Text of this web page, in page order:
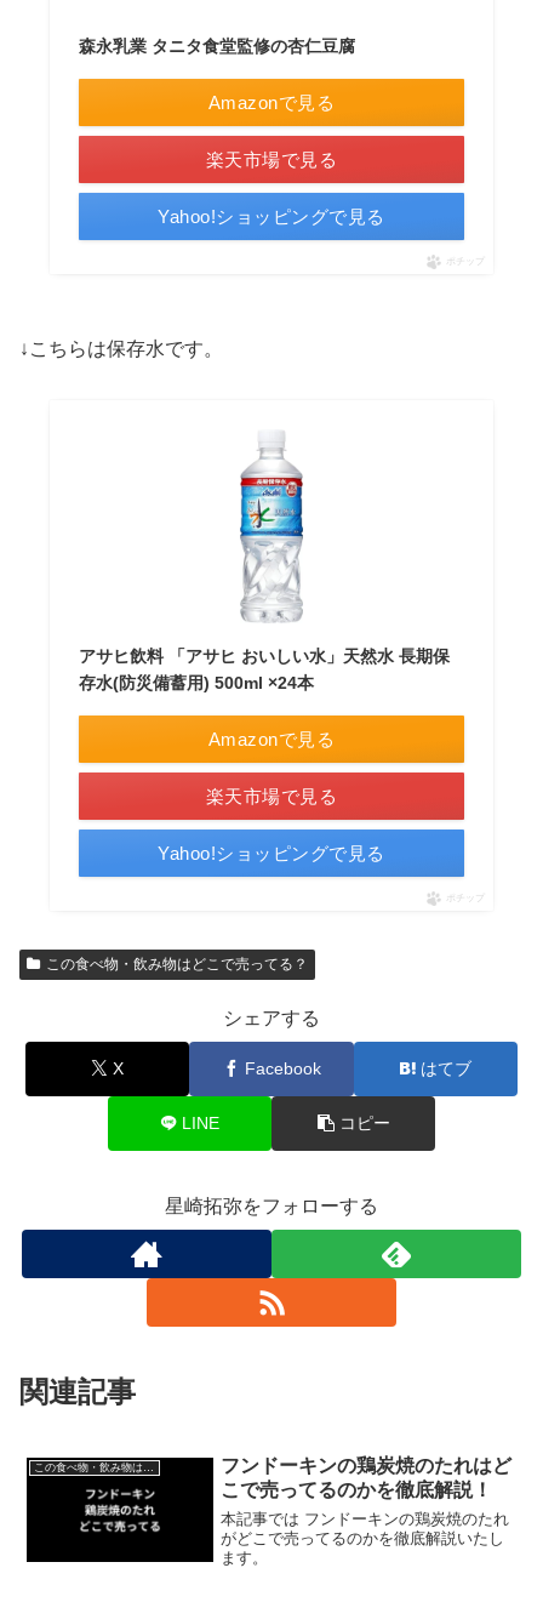
森永乳業 タニタ食堂監修の杏仁豆腐
Amazonで見る
楽天市場で見る
Yahoo!ショッピングで見る
ポチップ
↓こちらは保存水です。
アサヒ飲料 「アサヒ おいしい水」天然水 長期保
存水(防災備蓄用) 500ml ×24本
Amazonで見る
楽天市場で見る
Yahoo!ショッピングで見る
ポチップ
この食べ物・飲み物はどこで売ってる？
シェアする
X Facebook はてブ
LINE コピー
星崎拓弥をフォローする
関連記事
フンドーキンの鶏炭焼のたれはど
こで売ってるのかを徹底解説！
本記事では フンドーキンの鶏炭焼のたれ
がどこで売ってるのかを徹底解説いたし
ます。